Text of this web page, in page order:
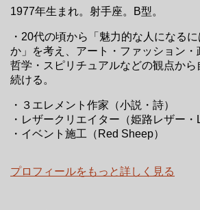
1977年生まれ。射手座。B型。
・20代の頃から「魅力的な人になる
か」を考え、アート・ファッション・
哲学・スピリチュアルなどの観点か
続ける。
・３エレメント作家（小説・詩）
・レザークリエイター（姫路レザー・
・イベント施工（Red Sheep）
プロフィールをもっと詳しく見る